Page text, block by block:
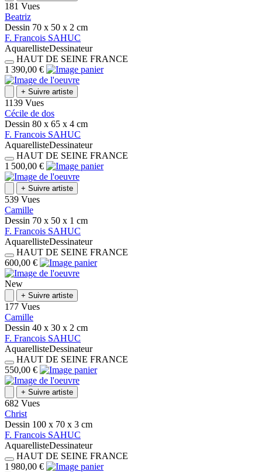
181 Vues
Beatriz
Dessin 70 x 50 x 2 cm
F. Francois SAHUC
AquarellisteDessinateur
HAUT DE SEINE FRANCE
1 390,00 €
+ Suivre artiste
1139 Vues
Cécile de dos
Dessin 80 x 65 x 4 cm
F. Francois SAHUC
AquarellisteDessinateur
HAUT DE SEINE FRANCE
1 500,00 €
+ Suivre artiste
539 Vues
Camille
Dessin 70 x 50 x 1 cm
F. Francois SAHUC
AquarellisteDessinateur
HAUT DE SEINE FRANCE
600,00 €
New
+ Suivre artiste
177 Vues
Camille
Dessin 40 x 30 x 2 cm
F. Francois SAHUC
AquarellisteDessinateur
HAUT DE SEINE FRANCE
550,00 €
+ Suivre artiste
682 Vues
Christ
Dessin 100 x 70 x 3 cm
F. Francois SAHUC
AquarellisteDessinateur
HAUT DE SEINE FRANCE
1 980,00 €